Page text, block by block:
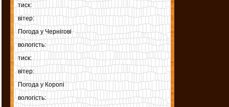
тиск:
вітер:
Погода у Чернігові
вологість:
тиск:
вітер:
Погода у Коропі
вологість: